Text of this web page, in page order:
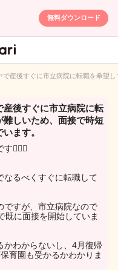
無料ダウンロード
で産後すぐに市立病院に転職を希望
後すぐに市立病院に転
しいため、面接で時短
ます。
🙋🏼‍♀️
なるべくすぐに転職して
ですが、市立病院なので
既に面接を開始していま
かわからないし、4月復帰
育園も受かるかわかりま